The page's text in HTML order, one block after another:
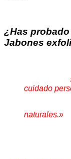
¿Has
Jabones
cuidado
naturales.»